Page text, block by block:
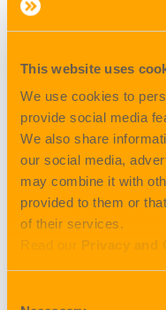
This website uses
We use cookies to
provide social media
We also share
our social media,
may combine it with
provided to them or
of their services.
Read our Privacy and
Junaliikenteen kysyntä
(closing 11.05.2020
01.05.2020 on jo miltei
sinnekin mahtuu
Hefei – Helsinki on
löydät hinnat ja
helposti.
Älä unohda vientijunaa!